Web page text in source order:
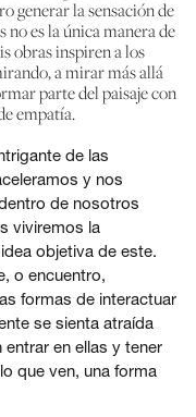
generar la sensación de
no es la única manera de
obras inspiren a los
a mirar más allá
parte del paisaje con
empatía.
de las
y nos
de nosotros
viviremos la
objetiva de este.
o encuentro,
formas de interactuar
se sienta atraída
en ellas y tener
que ven, una forma